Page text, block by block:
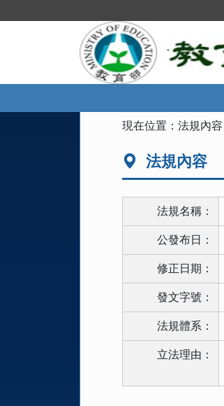
到
現在位置：法規內容
法規內容
法規名稱：
公發布日：
修正日期：
發文字號：
法規體系：
立法理由：